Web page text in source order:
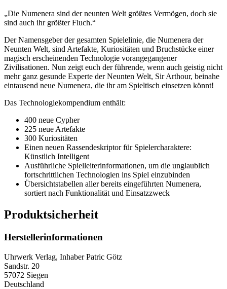
„Die Numenera sind der neunten Welt größtes Vermögen, doch sie
sind auch ihr größter Fluch.“
Der Namensgeber der gesamten Spielelinie, die Numenera der
Neunten Welt, sind Artefakte, Kuriositäten und Bruchstücke einer
magisch erscheinenden Technologie vorangegangener
Zivilisationen. Nun zeigt euch der führende, wenn auch geistig nicht
mehr ganz gesunde Experte der Neunten Welt, Sir Arthour, beinahe
eintausend neue Numenera, die ihr am Spieltisch einsetzen könnt!
Das Technologiekompendium enthält:
400 neue Cypher
225 neue Artefakte
300 Kuriositäten
Einen neuen Rassendeskriptor für Spielercharaktere:
Künstlich Intelligent
Ausführliche Spielleiterinformationen, um die unglaublich
fortschrittlichen Technologien ins Spiel einzubinden
Übersichtstabellen aller bereits eingeführten Numenera,
sortiert nach Funktionalität und Einsatzzweck
Produktsicherheit
Herstellerinformationen
Uhrwerk Verlag, Inhaber Patric Götz
Sandstr. 20
57072 Siegen
Deutschland